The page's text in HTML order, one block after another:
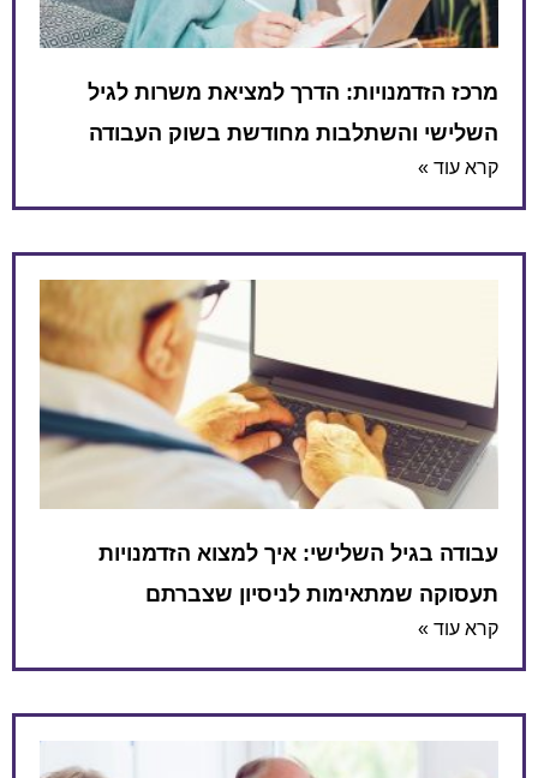
מרכז הזדמנויות: הדרך למציאת משרות לגיל
השלישי והשתלבות מחודשת בשוק העבודה
קרא עוד »
עבודה בגיל השלישי: איך למצוא הזדמנויות
תעסוקה שמתאימות לניסיון שצברתם
קרא עוד »